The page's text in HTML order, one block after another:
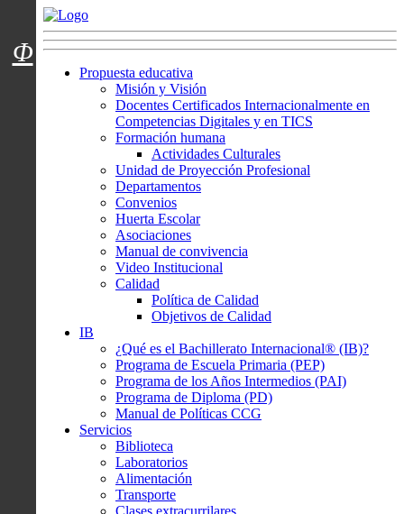
Menú usuarios
Propuesta educativa
Misión y Visión
Docentes Certificados Internacionalmente en
Competencias Digitales y en TICS
Formación humana
Actividades Culturales
Unidad de Proyección Profesional
Departamentos
Convenios
Huerta Escolar
Asociaciones
Manual de convivencia
Video Institucional
Calidad
Política de Calidad
Objetivos de Calidad
IB
¿Qué es el Bachillerato Internacional® (IB)?
Programa de Escuela Primaria (PEP)
Programa de los Años Intermedios (PAI)
Programa de Diploma (PD)
Manual de Políticas CCG
Servicios
Biblioteca
Laboratorios
Alimentación
Transporte
Clases extracurrilares
Φ